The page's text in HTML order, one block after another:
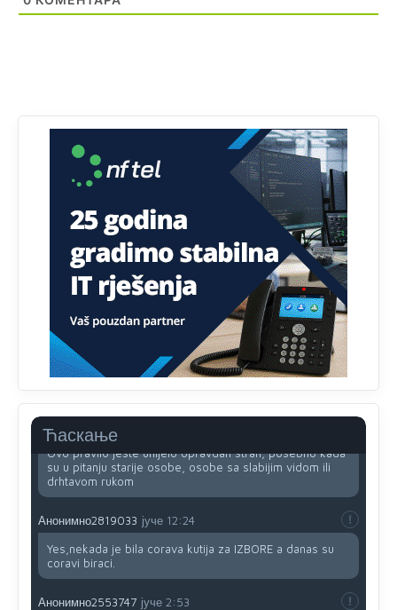
Ћаскање
Анонимно2818605 јуче 11:28
Prema podacima o informaciono-komunikacionim
tehnologijama, čak 33,4% domaćinstava u BiH uopšte
nema pristup računaru bilo koje vrste (desktop, laptop ili
Анонимно2818605 јуче 11:34
Najveći dio populacije starije od 65 godina uopšte ne
koristi internet, niti ima pristup računarima
Анонимно2818605 јуче
Uvođenje pravila da se umjesto dosadašnjeg znaka "X"
(krstića) kružić ispred kandidata mora u potpunosti
obojiti (popuniti) uvedeno je isključivo zbog tehničkih
Ovo pravilo jeste unijelo opravdan strah, posebno kada
su u pitanju starije osobe, osobe sa slabijim vidom ili
drhtavom rukom
Анонимно2819033 јуче 12:24
Yes,nekada je bila corava kutija za IZBORE a danas su
coravi biraci.
Анонимно2553747 јуче 2:53